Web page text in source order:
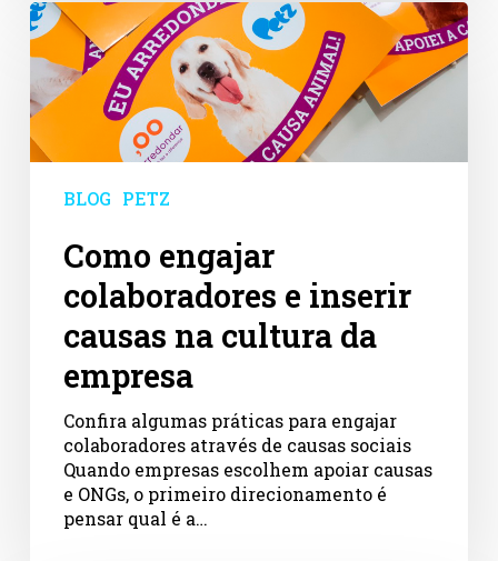
Como
engajar
colaboradores
e
inserir
causas
na
BLOG PETZ
Como engajar
colaboradores e inserir
causas na cultura da
empresa
Confira algumas práticas para engajar
colaboradores através de causas sociais
Quando empresas escolhem apoiar causas
e ONGs, o primeiro direcionamento é
pensar qual é a…